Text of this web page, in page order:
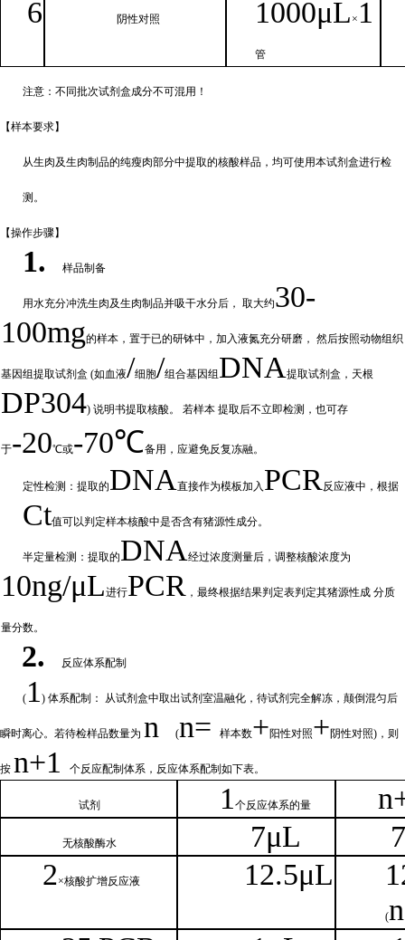
6 阴性对照 1000μL × 1
管
注意：不同批次试剂盒成分不可混用！
【样本要求】
从生肉及生肉制品的纯瘦肉部分中提取的核酸样品，均可使用本试剂盒进行检
测。
【操作步骤】
1. 样品制备
用水充分冲洗生肉及生肉制品并吸干水分后， 取大约30-
100mg的样本，置于已的研钵中，加入液氮充分研磨， 然后按照动物组织
基因组提取试剂盒 (如血液/细胞/组合基因组 DNA提取试剂盒，天根
DP304) 说明书提取核酸。 若样本 提取后不立即检测，也可存
于-20℃或-70℃备用，应避免反复冻融。
定性检测：提取的DNA直接作为模板加入 PCR反应液中，根据
Ct值可以判定样本核酸中是否含有猪源性成分。
半定量检测：提取的DNA经过浓度测量后，调整核酸浓度为
10ng/μL进行PCR，最终根据结果判定表判定其猪源性成 分质
量分数。
2. 反应体系配制
(1 ) 体系配制： 从试剂盒中取出试剂室温融化，待试剂完全解冻，颠倒混匀后
瞬时离心。若待检样品数量为 n(n=样本数+阳性对照+阴性对照)，则
按n+1个反应配制体系，反应体系配制如下表。
试剂 1 个反应体系的量
无核酸酶水 7μL
2×核酸扩增反应液 12.5μL
(